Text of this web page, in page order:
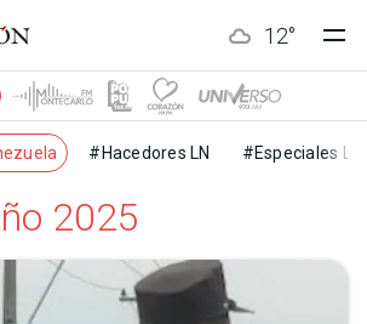
12°
#Hacedores LN #Especiales LN
2025